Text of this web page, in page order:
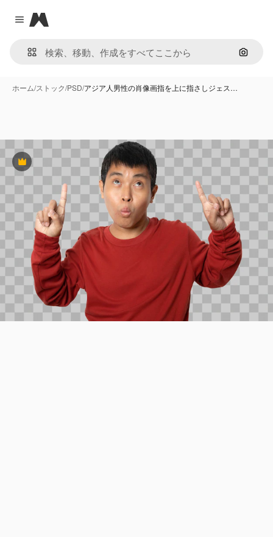
Close menu
Magnific
画像で
ホーム/ストック/PSD/アジア人男性の肖像画指を上に指さしジェス…
Premium